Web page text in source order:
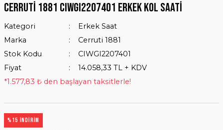
Cerruti 1881 CIWGI2207401 Erkek Kol Saati
Kategori
Erkek Saat
Marka
Cerruti 1881
Stok Kodu
CIWGI2207401
Fiyat
14.058,33 TL + KDV
*1.577,83 ₺ den başlayan taksitlerle!
%15 İNDİRİM